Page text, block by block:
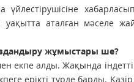
аталған мәселе
жұмыстары ше?
екпе алды. Жақында
ерікті түрде барды.